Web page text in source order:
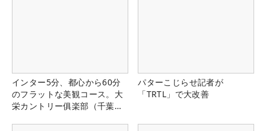
インター5分、都心から60分
のフラットな美観コース。大
栄カントリー俱楽部（千葉
パターこじらせ記者が
「TRTL」で大改善